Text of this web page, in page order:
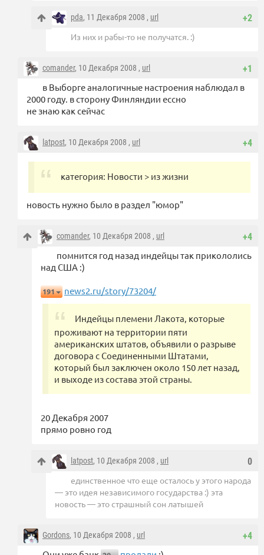
+2
pda, 11 Декабря 2008 , url
Из них и рабы-то не получатся. :)
+1
comander, 10 Декабря 2008 , url
в Выборге аналогичные настроения наблюдал в
2000 году. в сторону Финляндии ессно
не знаю как сейчас
+4
latpost, 10 Декабря 2008 , url
категория: Новости > из жизни
новость нужно было в раздел "юмор"
+4
comander, 10 Декабря 2008 , url
помнится год назад индейцы так прикололись
над США :)
191 news2.ru/story/73204/
Индейцы племени Лакота, которые
проживают на территории пяти
американских штатов, объявили о разрыве
договора с Соединенными Штатами,
который был заключен около 150 лет назад,
и выходе из состава этой страны.
20 Декабря 2007
прямо ровно год
0
latpost, 10 Декабря 2008 , url
единственное что еще осталось у этого народа
— это идея независимого государства :) эта
новость — это страшный сон латышей
+4
Gordons, 10 Декабря 2008 , url